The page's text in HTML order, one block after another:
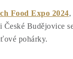
Food Expo 2024,
České Budějovice
pohárky.